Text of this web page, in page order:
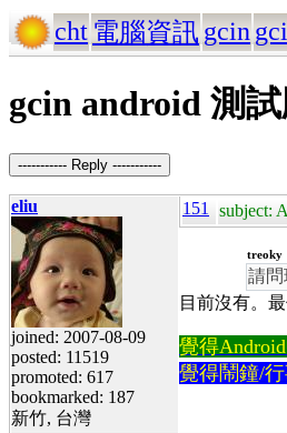
cht 電腦資訊 gcin
gcin android 測
----------- Reply -----------
eliu
joined: 2007-08-09
posted: 11519
promoted: 617
bookmarked: 187
新竹, 台灣
151 subject:
treoky
請問
目前沒有。最
覺得
覺得鬧鐘/